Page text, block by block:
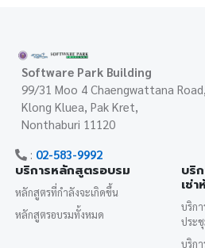
Software Park Building
99/31 Moo 4 Chaengwattana Road,
Klong Kluea, Pak Kret,
Nonthaburi 11120
: 02-583-9992
บริการหลักสูตรอบรม
หลักสูตรที่กำลังจะเกิดขึ้น
หลักสูตรอบรมทั้งหมด
บริ
เช่
บริก
ประ
บริก